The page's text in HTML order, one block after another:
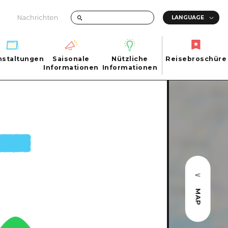
Nachrichten
City
Saisonale
Informationen
Nützliche
Informationen
Transportinformationen bei Katastrophen
Reisebroschüre
MAP